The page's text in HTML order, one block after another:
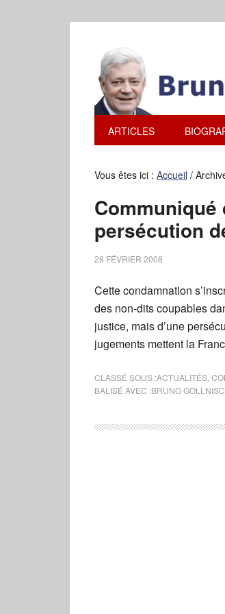
ARTICLES
Vous êtes ici : Accueil /
Communiqué
persécution
28 FÉVRIER 2008
Cette condamnation
des non-dits coupables
justice, mais d’une
jugements mettent la
CLASSÉ SOUS :ACTUALITÉS
BALISÉ AVEC :BRUNO